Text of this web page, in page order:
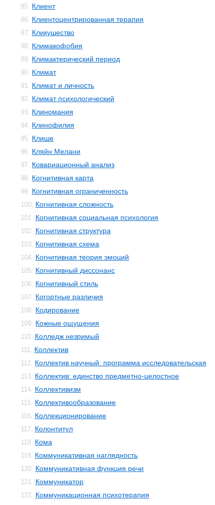
85. Клиент
86. Клиентоцентрированная терапия
87. Кликушество
88. Климакофобия
89. Климактерический период
90. Климат
91. Климат и личность
92. Климат психологический
93. Клиномания
94. Клинофилия
95. Клише
96. Кляйн Мелани
97. Ковариационный анализ
98. Когнитивная карта
99. Когнитивная ограниченность
100. Когнитивная сложность
101. Когнитивная социальная психология
102. Когнитивная структура
103. Когнитивная схема
104. Когнитивная теория эмоций
105. Когнитивный диссонанс
106. Когнитивный стиль
107. Когортные различия
108. Кодирование
109. Кожные ощущения
110. Колледж незримый
111. Коллектив
112. Коллектив научный: программа исследовательская
113. Коллектив: единство предметно-целостное
114. Коллективизм
115. Коллективообразование
116. Коллекционирование
117. Колонтитул
118. Кома
119. Коммуникативная наглядность
120. Коммуникативная функция речи
121. Коммуникатор
122. Коммуникационная психотерапия